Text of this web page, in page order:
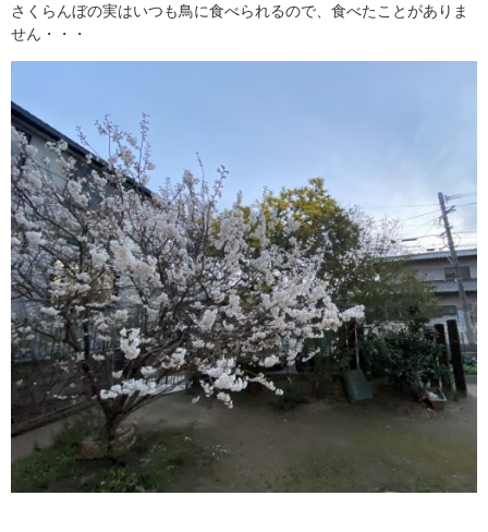
さくらんぼの実はいつも鳥に食べられるので、食べたことがありま
せん・・・